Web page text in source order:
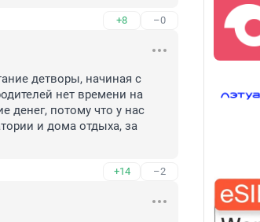
+8 –0
детворы, начиная с
нет времени на
денег, потому что у нас
и дома отдыха, за
+14 –2